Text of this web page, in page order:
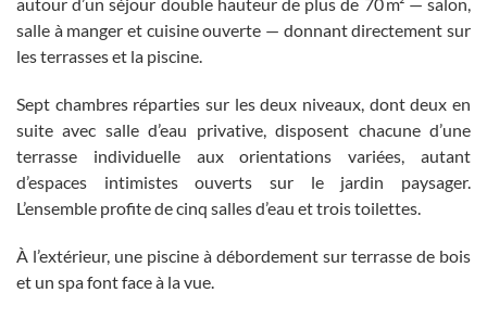
salle à manger et cuisine ouverte — donnant directement sur
les terrasses et la piscine.
Sept chambres réparties sur les deux niveaux, dont deux en
suite avec salle d’eau privative, disposent chacune d’une
terrasse individuelle aux orientations variées, autant
d’espaces intimistes ouverts sur le jardin paysager.
L’ensemble profite de cinq salles d’eau et trois toilettes.
À l’extérieur, une piscine à débordement sur terrasse de bois
et un spa font face à la vue.